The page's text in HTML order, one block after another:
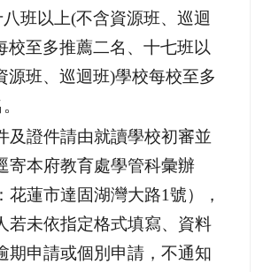
班以上(不含資源班、巡迴
校至多推薦二名、十七班以
源班、巡迴班)學校每校至多
及證件請由就讀學校初審並
寄本府教育處學管科彙辦
花蓮市達固湖灣大路1號），
若未依指定格式填寫、資料
期申請或個別申請，不通知